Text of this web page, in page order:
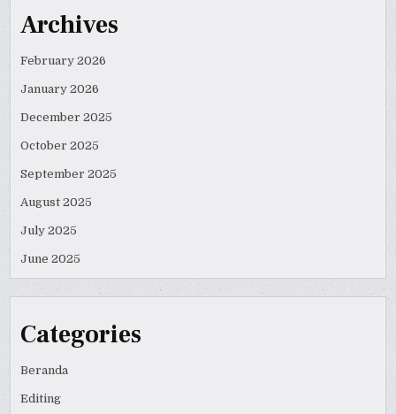
Archives
February 2026
January 2026
December 2025
October 2025
September 2025
August 2025
July 2025
June 2025
Categories
Beranda
Editing